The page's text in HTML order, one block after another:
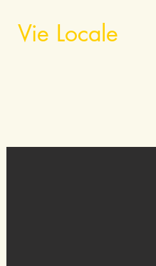
Vie Locale